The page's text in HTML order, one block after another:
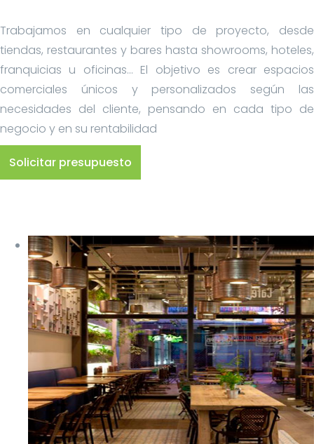
Trabajamos en cualquier tipo de proyecto, desde
tiendas, restaurantes y bares hasta showrooms, hoteles,
franquicias u oficinas… El objetivo es crear espacios
comerciales únicos y personalizados según las
necesidades del cliente, pensando en cada tipo de
negocio y en su rentabilidad
Solicitar presupuesto